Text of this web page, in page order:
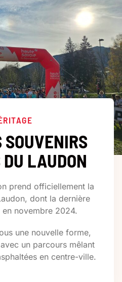
SOUVENIRS
DU LAUDON
prend officiellement la
dont la dernière
novembre 2024.
une nouvelle forme,
un parcours mêlant
en centre-ville.